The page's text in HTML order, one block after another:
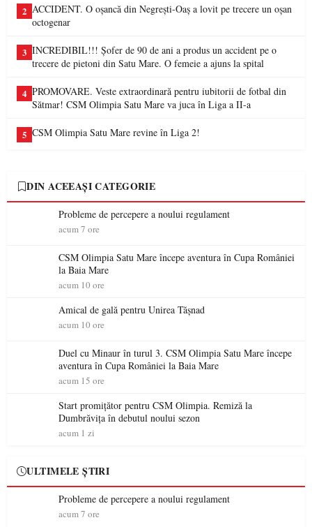
2 ACCIDENT. O oșancă din Negrești-Oaș a lovit pe trecere un oșan
octogenar
3 INCREDIBIL!!! Șofer de 90 de ani a produs un accident pe o
trecere de pietoni din Satu Mare. O femeie a ajuns la spital
4 PROMOVARE. Veste extraordinară pentru iubitorii de fotbal din
Sătmar! CSM Olimpia Satu Mare va juca în Liga a II-a
5 CSM Olimpia Satu Mare revine în Liga 2!
DIN ACEEAȘI CATEGORIE
Probleme de percepere a noului regulament
acum 7 ore
CSM Olimpia Satu Mare începe aventura în Cupa României
la Baia Mare
acum 10 ore
Amical de gală pentru Unirea Tășnad
acum 10 ore
Duel cu Minaur în turul 3. CSM Olimpia Satu Mare începe
aventura în Cupa României la Baia Mare
acum 15 ore
Start promițător pentru CSM Olimpia. Remiză la
Dumbrăvița în debutul noului sezon
acum 1 zi
ULTIMELE ȘTIRI
Probleme de percepere a noului regulament
acum 7 ore